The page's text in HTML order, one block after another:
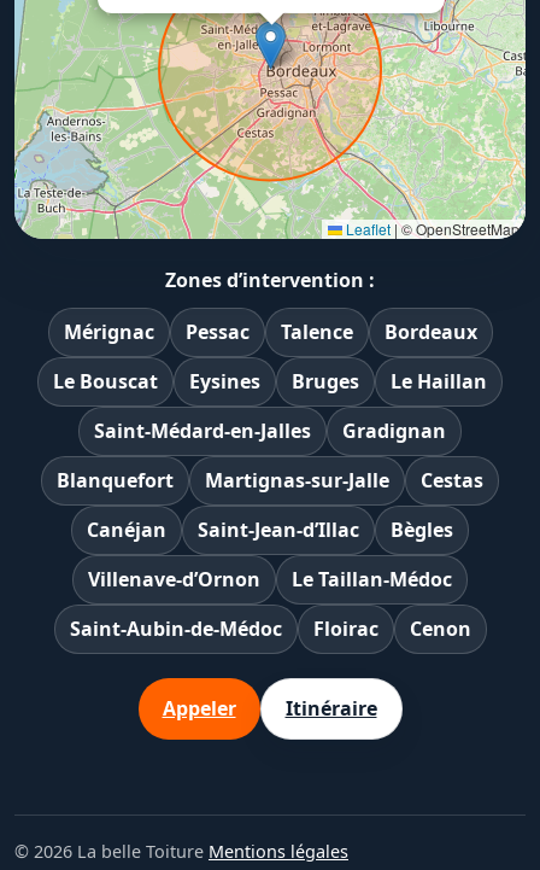
Leaflet |© OpenStreetMap
Zones d’intervention :
Mérignac
Pessac Talence
Bordeaux
Le Bouscat
Eysines Bruges
Le Haillan
Saint-Médard-en-Jalles
Gradignan
Blanquefort
Martignas-sur-Jalle
Cestas
Canéjan
Saint-Jean-d’Illac
Bègles
Villenave-d’Ornon
Le Taillan-Médoc
Saint-Aubin-de-Médoc
Floirac Cenon
Appeler Itinéraire
© 2026 La belle Toiture Mentions légales